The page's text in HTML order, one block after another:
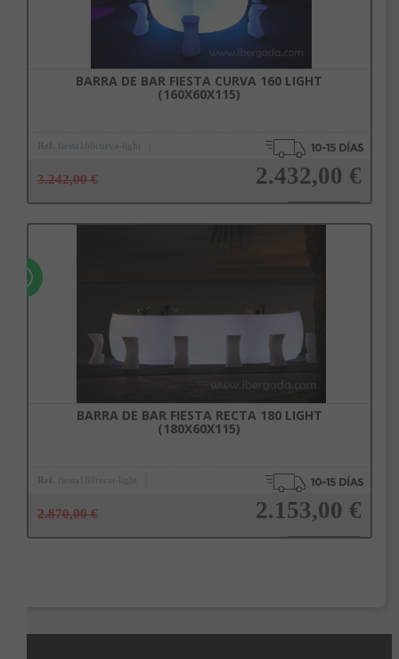
BARRA DE BAR FIESTA CURVA 160 LIGHT
(160X60X115)
Ref. fiesta160curva-light
3.242,00 € 2.432,00 €
BARRA DE BAR FIESTA RECTA 180 LIGHT
(180X60X115)
Ref. fiesta180recta-light
2.870,00 € 2.153,00 €
Política de Privacidad para más información.